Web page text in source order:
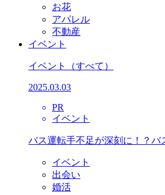
お花
アパレル
不動産
イベント
イベント （すべて）
2025.03.03
PR
イベント
バス運転手不足が深刻に！？
イベント
出会い
婚活